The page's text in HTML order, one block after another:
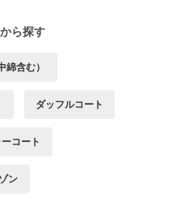
ら探す
含む）
ダッフルコート
コート
ン